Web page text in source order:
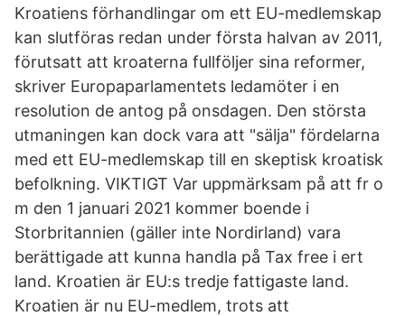
Kroatiens förhandlingar om ett EU-medlemskap
kan slutföras redan under första halvan av 2011,
förutsatt att kroaterna fullföljer sina reformer,
skriver Europaparlamentets ledamöter i en
resolution de antog på onsdagen. Den största
utmaningen kan dock vara att "sälja" fördelarna
med ett EU-medlemskap till en skeptisk kroatisk
befolkning. VIKTIGT Var uppmärksam på att fr o
m den 1 januari 2021 kommer boende i
Storbritannien (gäller inte Nordirland) vara
berättigade att kunna handla på Tax free i ert
land. Kroatien är EU:s tredje fattigaste land.
Kroatien är nu EU-medlem, trots att